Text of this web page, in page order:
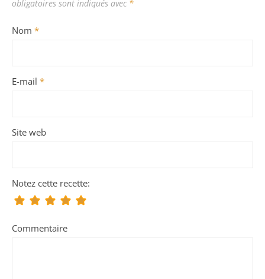
obligatoires sont indiqués avec *
Nom *
E-mail *
Site web
Notez cette recette:
Commentaire